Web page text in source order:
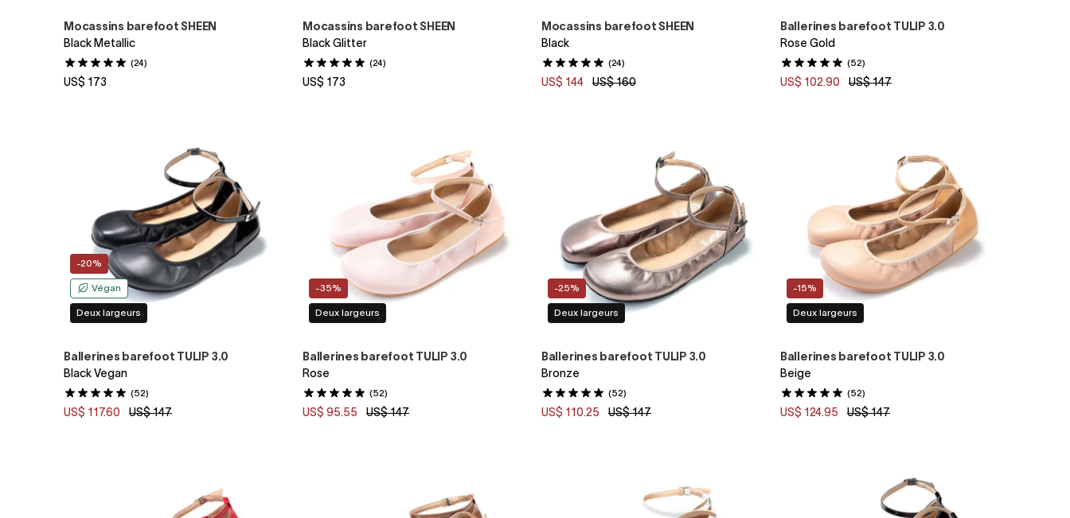
Mocassins barefoot SHEEN
Black Metallic
(24)
US$ 173
Mocassins barefoot SHEEN
Black Glitter
(24)
US$ 173
Mocassins barefoot SHEEN
Black
(24)
US$ 144 US$ 160
Ballerines barefoot TULIP 3.0
Rose Gold
(52)
US$ 102.90 US$ 147
-20%
Végan
Deux largeurs
Ballerines barefoot TULIP 3.0
Black Vegan
(52)
US$ 117.60 US$ 147
-35%
Deux largeurs
Ballerines barefoot TULIP 3.0
Rose
(52)
US$ 95.55 US$ 147
-25%
Deux largeurs
Ballerines barefoot TULIP 3.0
Bronze
(52)
US$ 110.25 US$ 147
-15%
Deux largeurs
Ballerines barefoot TULIP 3.0
Beige
(52)
US$ 124.95 US$ 147